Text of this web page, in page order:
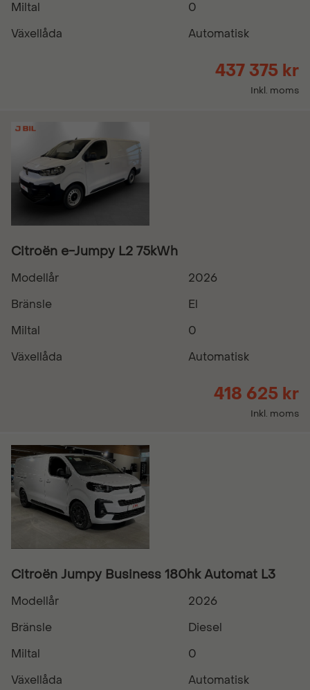
Miltal
0
Växellåda
Automatisk
437 375 kr
Inkl. moms
Citroën e-Jumpy L2 75kWh
Modellår
2026
Bränsle
El
Miltal
0
Växellåda
Automatisk
418 625 kr
Inkl. moms
Citroën Jumpy Business 180hk Automat L3
Modellår
2026
Bränsle
Diesel
Miltal
0
Växellåda
Automatisk